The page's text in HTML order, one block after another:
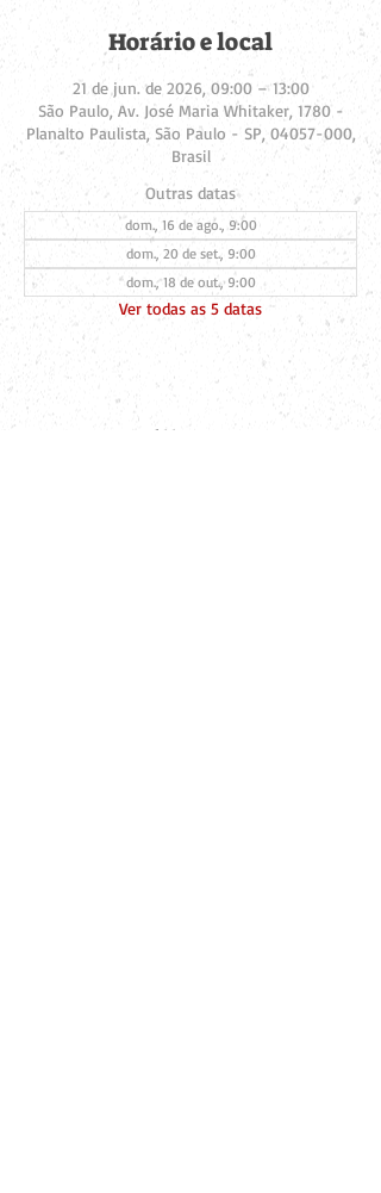
Horário e local
21 de jun. de 2026, 09:00 – 13:00
São Paulo, Av. José Maria Whitaker, 1780 -
Planalto Paulista, São Paulo - SP, 04057-000,
Brasil
Outras datas
dom., 16 de ago., 9:00
dom., 20 de set., 9:00
dom., 18 de out., 9:00
Ver todas as 5 datas
Compartilhe esse evento